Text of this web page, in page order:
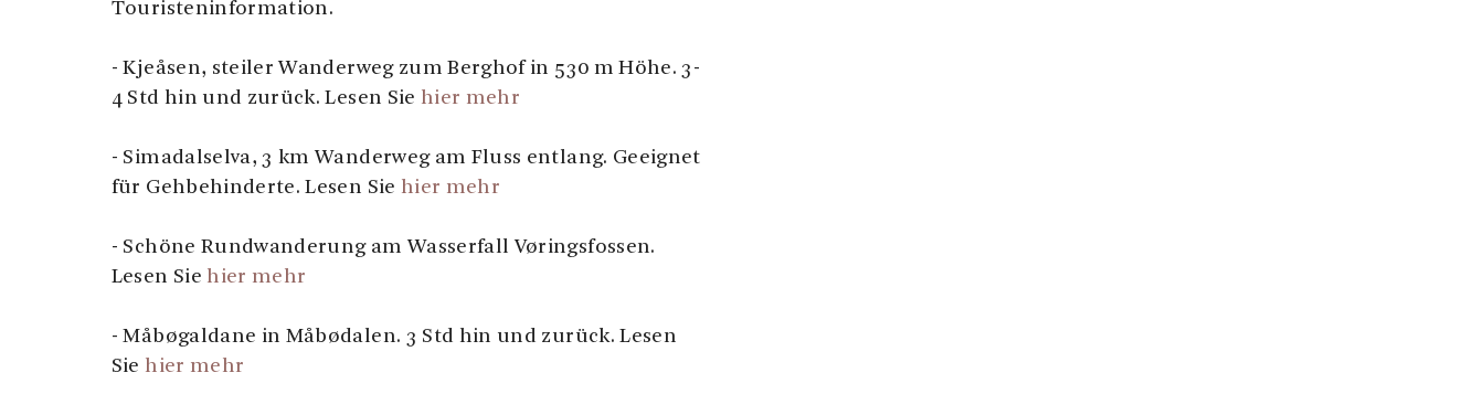
Touristeninformation.
- Kjeåsen, steiler Wanderweg zum Berghof in 530 m Höhe. 3-
4 Std hin und zurück. Lesen Sie hier mehr
- Simadalselva, 3 km Wanderweg am Fluss entlang. Geeignet
für Gehbehinderte. Lesen Sie hier mehr
- Schöne Rundwanderung am Wasserfall Vøringsfossen.
Lesen Sie hier mehr
- Måbøgaldane in Måbødalen. 3 Std hin und zurück. Lesen
Sie hier mehr